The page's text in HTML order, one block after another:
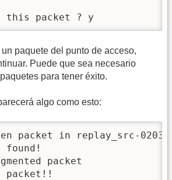
this packet ? y
paquete del punto de acceso,
Puede que sea necesario
para tener éxito.
algo como esto:
packet in replay_src-0203-
found!
packet
packet!!